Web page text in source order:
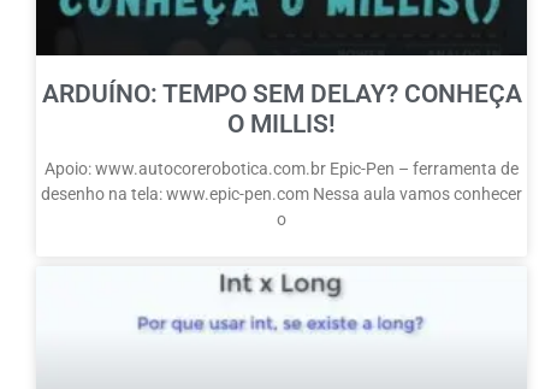
ARDUÍNO: TEMPO SEM DELAY? CONHEÇA
O MILLIS!
Apoio: www.autocorerobotica.com.br Epic-Pen – ferramenta de
desenho na tela: www.epic-pen.com Nessa aula vamos conhecer
o